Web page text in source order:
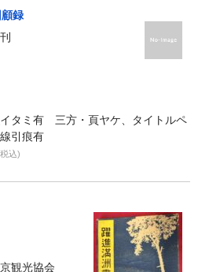
録
タミ有 三方・頁ヤケ、タイトルペ
引痕有
込)
観光協会